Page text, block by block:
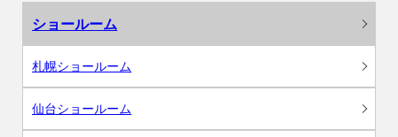
ショールーム
札幌ショールーム
仙台ショールーム